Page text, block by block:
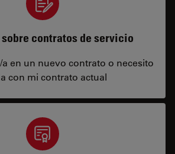
contratos de servicio
en un nuevo contrato o necesito
con mi contrato actual